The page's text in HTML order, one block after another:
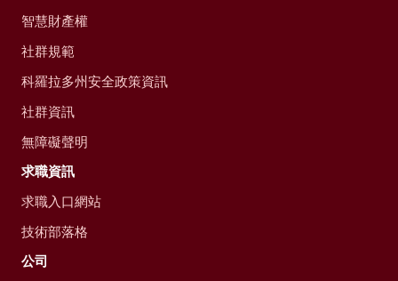
智慧財產權
社群規範
科羅拉多州安全政策資訊
社群資訊
無障礙聲明
求職資訊
求職入口網站
技術部落格
公司